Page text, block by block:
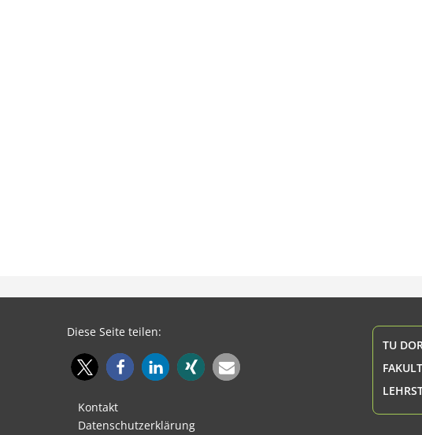
Diese Seite teilen:
Kontakt
Datenschutzerklärung
TU